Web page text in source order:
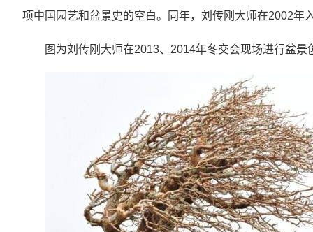
项中国园艺和盆景史的空白。同年，刘传刚大师在2002年
图为刘传刚大师在2013、2014年冬交会现场进行盆景